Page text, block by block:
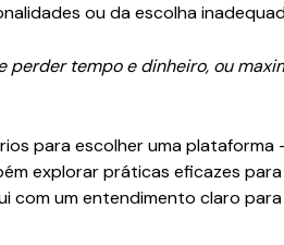
ou da escolha
tempo e dinheiro, ou
para escolher uma
explorar práticas eficazes
com um entendimento claro